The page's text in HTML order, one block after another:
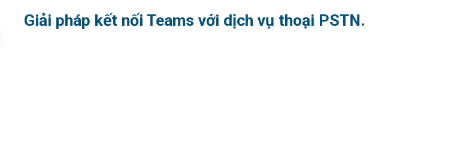
Giải pháp kết nối Teams với dịch vụ thoại PSTN.